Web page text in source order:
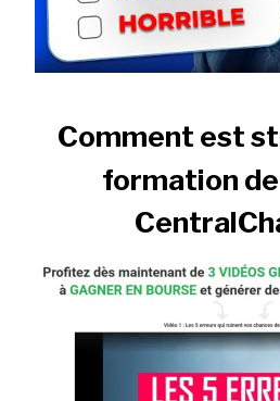
Comment est
formation